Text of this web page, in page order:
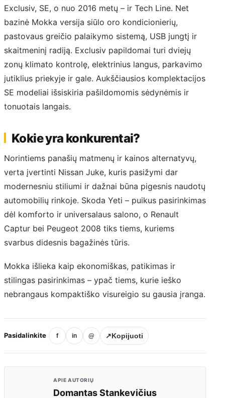
Exclusiv, SE, o nuo 2016 metų – ir Tech Line. Net
bazinė Mokka versija siūlo oro kondicionierių,
pastovaus greičio palaikymo sistemą, USB jungtį ir
skaitmeninį radiją. Exclusiv papildomai turi dviejų
zonų klimato kontrolę, elektrinius langus, parkavimo
jutiklius priekyje ir gale. Aukščiausios komplektacijos
SE modeliai išsiskiria pašildomomis sėdynėmis ir
tonuotais langais.
Kokie yra konkurentai?
Norintiems panašių matmenų ir kainos alternatyvų,
verta įvertinti Nissan Juke, kuris pasižymi dar
modernesniu stiliumi ir dažnai būna pigesnis naudotų
automobilių rinkoje. Skoda Yeti – puikus pasirinkimas
dėl komforto ir universalaus salono, o Renault
Captur bei Peugeot 2008 tiks tiems, kuriems
svarbus didesnis bagažinės tūris.
Mokka išlieka kaip ekonomiškas, patikimas ir
stilingas pasirinkimas – ypač tiems, kurie ieško
nebrangaus kompaktiško visureigio su gausia įranga.
Pasidalinkite f in @ ↗Kopijuoti
APIE AUTORIŲ
Domantas Stankevičius